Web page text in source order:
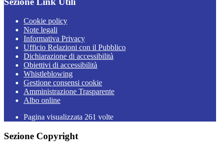
Cookie policy
Note legali
Informativa Privacy
Ufficio Relazioni con il Pubblico
Dichiarazione di accessibilità
Obiettivi di accessibilità
Whistleblowing
Gestione consensi cookie
Amministrazione Trasparente
Albo online
Pagina visualizzata 261 volte
Sezione Copyright